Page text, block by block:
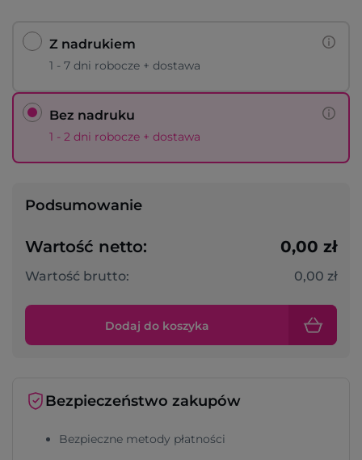
Z nadrukiem
1 - 7 dni robocze + dostawa
Bez nadruku
1 - 2 dni robocze + dostawa
Podsumowanie
Wartość netto: 0,00 zł
Wartość brutto: 0,00 zł
Dodaj do koszyka
Bezpieczeństwo zakupów
Bezpieczne metody płatności